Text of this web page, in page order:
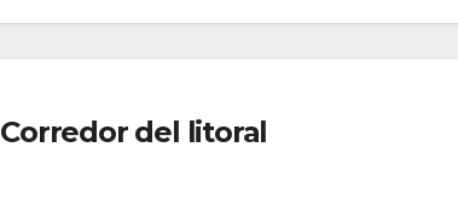
Corredor del litoral